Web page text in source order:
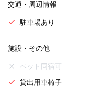
交通・周辺情報
駐車場あり
施設・その他
ペット同宿可
貸出用車椅子